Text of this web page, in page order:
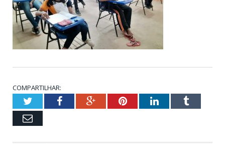
COMPARTILHAR:
TwitterFacebookGoogle+PinterestLinkedInTumblr
Email